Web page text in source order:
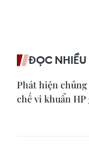
ĐỌC NHIỀU
Phát hiện
chế vi khuẩn HP